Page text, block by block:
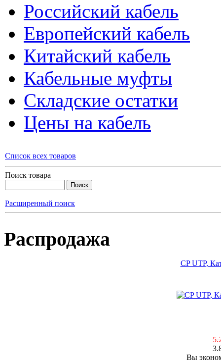
Российский кабель
Европейский кабель
Китайский кабель
Кабельные муфты
Складские остатки
Цены на кабель
Список всех товаров
Поиск товара
Расширенный поиск
Распродажа
CP UTP,
Вы